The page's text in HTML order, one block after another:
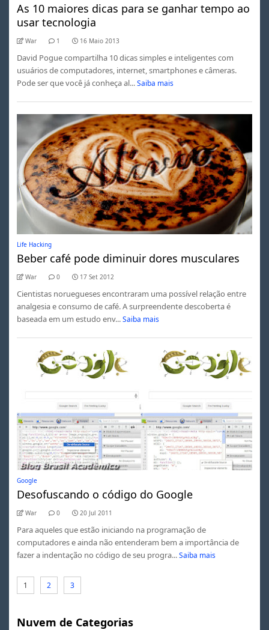
As 10 maiores dicas para se ganhar tempo ao
usar tecnologia
War 1 16 Maio 2013
David Pogue compartilha 10 dicas simples e inteligentes com
usuários de computadores, internet, smartphones e câmeras.
Pode ser que você já conheça al... Saiba mais
Life Hacking
Beber café pode diminuir dores musculares
War 0 17 Set 2012
Cientistas noruegueses encontraram uma possível relação entre
analgesia e consumo de café. A surpreendente descoberta é
baseada em um estudo env... Saiba mais
Google
Desofuscando o código do Google
War 0 20 Jul 2011
Para aqueles que estão iniciando na programação de
computadores e ainda não entenderam bem a importância de
fazer a indentação no código de seu progra... Saiba mais
1 2 3
Nuvem de Categorias